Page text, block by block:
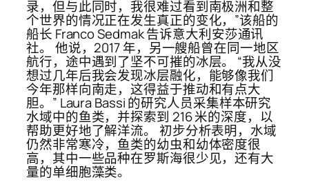
录，但与此同时，我很难过看到南极洲和整
个世界的情况正在发生真正的变化，”该船的
船长 Franco Sedmak 告诉意大利安莎通讯
社。 他说，2017 年，另一艘船曾在同一地区
航行，途中遇到了坚不可摧的冰层。 “我从没
想过几年后我会发现冰层融化，能够像我们
今年那样向南走，这得益于推动和有点大
胆。” Laura Bassi 的研究人员采集样本研究
水域中的鱼类，并探索到 216 米的深度，以
帮助更好地了解洋流。 初步分析表明，水域
仍然非常寒冷，鱼类的幼虫和幼体密度很
高，其中一些品种在罗斯海很少见，还有大
量的单细胞藻类。